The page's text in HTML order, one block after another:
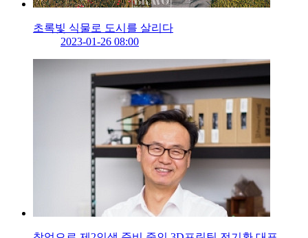
초록빛 식물로 도시를 살리다
2023-01-26 08:00